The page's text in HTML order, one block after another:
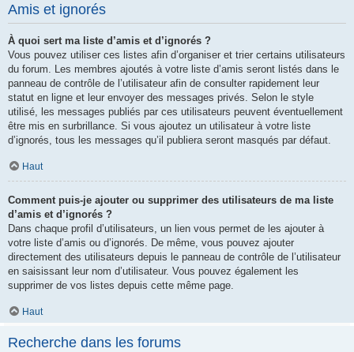
Amis et ignorés
À quoi sert ma liste d’amis et d’ignorés ?
Vous pouvez utiliser ces listes afin d’organiser et trier certains utilisateurs
du forum. Les membres ajoutés à votre liste d’amis seront listés dans le
panneau de contrôle de l’utilisateur afin de consulter rapidement leur
statut en ligne et leur envoyer des messages privés. Selon le style
utilisé, les messages publiés par ces utilisateurs peuvent éventuellement
être mis en surbrillance. Si vous ajoutez un utilisateur à votre liste
d’ignorés, tous les messages qu’il publiera seront masqués par défaut.
Haut
Comment puis-je ajouter ou supprimer des utilisateurs de ma liste
d’amis et d’ignorés ?
Dans chaque profil d’utilisateurs, un lien vous permet de les ajouter à
votre liste d’amis ou d’ignorés. De même, vous pouvez ajouter
directement des utilisateurs depuis le panneau de contrôle de l’utilisateur
en saisissant leur nom d’utilisateur. Vous pouvez également les
supprimer de vos listes depuis cette même page.
Haut
Recherche dans les forums